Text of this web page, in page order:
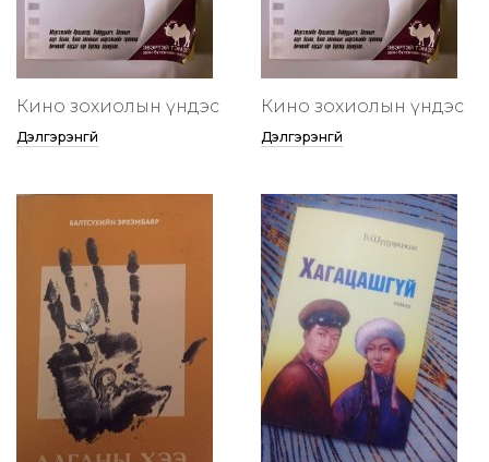
Кино зохиолын үндэс
Дэлгэрэнгүй
Кино зохиолын үндэс
Дэлгэрэнгүй